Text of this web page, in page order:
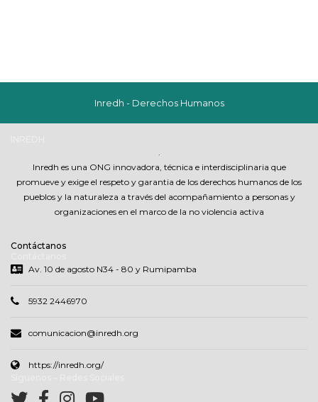
Inredh - Derechos Humanos
.
Inredh es una ONG innovadora, técnica e interdisciplinaria que
promueve y exige el respeto y garantia de los derechos humanos de los
pueblos y la naturaleza a través del acompañamiento a personas y
organizaciones en el marco de la no violencia activa
Contáctanos
Av. 10 de agosto N34 - 80 y Rumipamba
5932 2446970
comunicacion@inredh.org
https://inredh.org/